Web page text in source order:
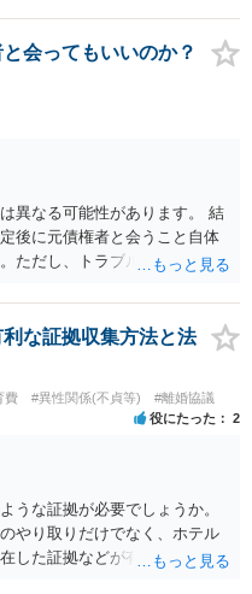
は、強制執行により不動産等
回収が図られることになりま
ですので、その場合は分割払
このような事情であれば、私
しょうか。 ⇒ご相談者様の認
続けることがベターかと存じ
ることもあります。 もっと
・勤務先が分かるか、慰謝料
で見込むかによって、費用は
合、訴訟になった場合、回収
とよいでしょう。 弁護士選び
質問に具体的に答えてくれる
接か事務局員を介するかな
とよいと思います。いずれに
たっては、証拠資料、夫と相
婦関係への影響、離婚予定の
会ってもいいのか？
異なる可能性があります。 結
後に元債権者と会うこと自体
ただし、トラブル防止の観点
りや返済の約束は絶対にしな
しまうとトラブルの元になり
踏まえ、相手の感情に流されな
く 法律上の制限はないもの
ためにも、お互いに距離を置
す。
な証拠収集方法と法
費 #異性関係(不貞等) #離婚協議
役にたった 2
うな証拠が必要でしょうか。
やり取りだけでなく、ホテル
した証拠などが有効です。 不